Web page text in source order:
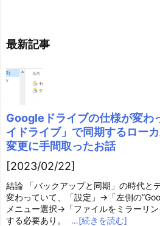
最新記事
Googleドライブの仕様が変わ
イドライブ」で同期するロー
変更に手間取ったお話
[2023/02/22]
結論 「バックアップと同期」の時代と
変わっていて、「設定」→「左側の
メニュー選択→「ファイルをミラーリ
する必要あり。
…[続きを読む]